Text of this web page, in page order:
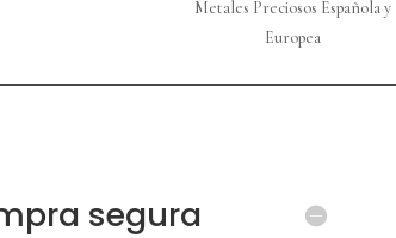
Metales Preciosos Española y
Europea
segura